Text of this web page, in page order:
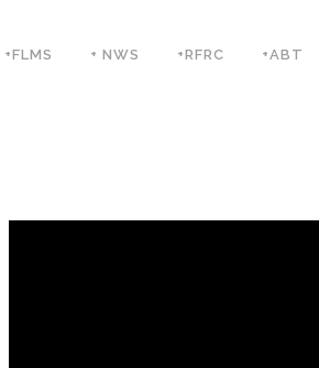
+FLMS + NWS +RFRC +ABT